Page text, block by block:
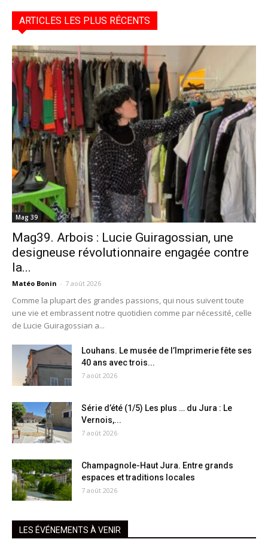
ARTICLES LES PLUS RÉCENTS
Mag 39
Mag39. Arbois : Lucie Guiragossian, une
designeuse révolutionnaire engagée contre
la...
Matéo Bonin - 7 août 2026
Comme la plupart des grandes passions, qui nous suivent toute
une vie et embrassent notre quotidien comme par nécessité, celle
de Lucie Guiragossian a...
Louhans. Le musée de l’Imprimerie fête ses
40 ans avec trois...
7 août 2026
Série d’été (1/5) Les plus … du Jura : Le
Vernois,...
7 août 2026
Champagnole-Haut Jura. Entre grands
espaces et traditions locales
7 août 2026
LES ÉVÉNEMENTS À VENIR